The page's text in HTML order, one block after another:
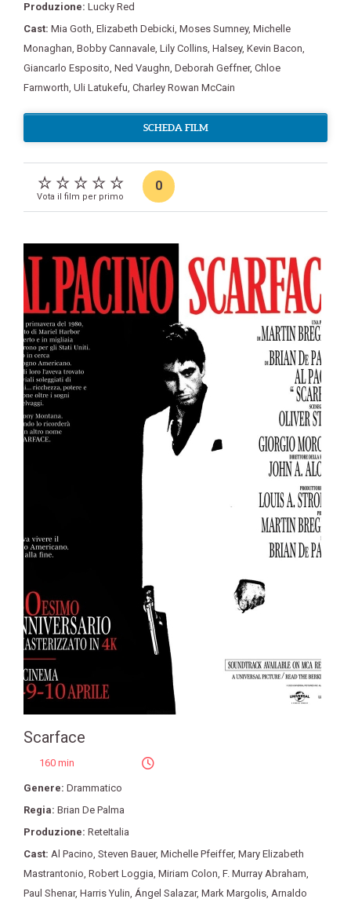
Produzione: Lucky Red
Cast: Mia Goth, Elizabeth Debicki, Moses Sumney, Michelle
Monaghan, Bobby Cannavale, Lily Collins, Halsey, Kevin Bacon,
Giancarlo Esposito, Ned Vaughn, Deborah Geffner, Chloe
Farnworth, Uli Latukefu, Charley Rowan McCain
SCHEDA FILM
Vota il film per primo
0
Scarface
160 min
Genere: Drammatico
Regia: Brian De Palma
Produzione: ReteItalia
Cast: Al Pacino Steven Bauer, Michelle Pfeiffer, Mary Elizabeth
Mastrantonio Robert Loggia Miriam Colon F. Murray Abraham
Paul Shenar, Harris Yulin Ángel Salazar, Mark Margolis Arnaldo